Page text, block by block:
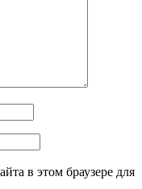
в этом браузере для